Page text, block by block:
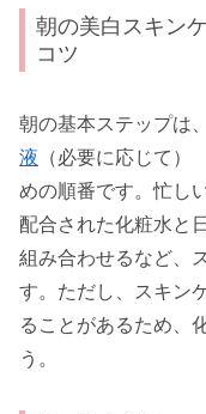
朝の美白スキン
コツ
朝の基本ステップ
液 （必要に応じて
めの順番です。忙し
配合された化粧水と
組み合わせるなど、
す。ただし、スキン
ることがあるため、
う。